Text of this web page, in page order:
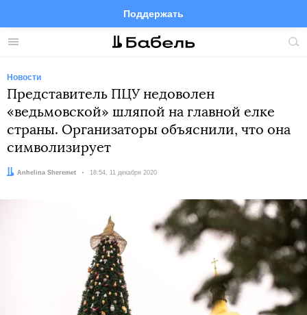
Меню
Поддержать
FacebookTelegramTwitter
Новости
Представитель ПЦУ недоволен
«ведьмовской» шляпой на главной елке
страны. Организаторы объяснили, что она
символизирует
Автор:
Anhelina Sheremet Дата:
18:54, 11 декабря 2020